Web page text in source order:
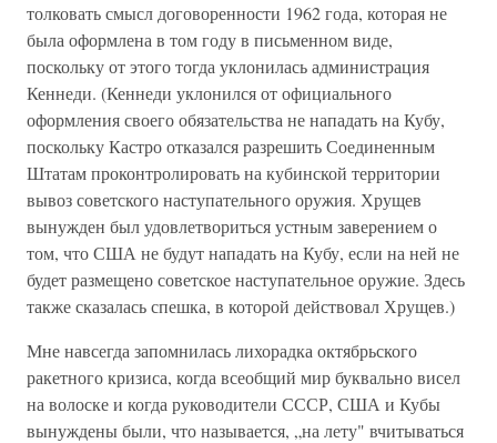
толковать смысл договоренности 1962 года, которая не
была оформлена в том году в письменном виде,
поскольку от этого тогда уклонилась администрация
Кеннеди. (Кеннеди уклонился от официального
оформления своего обязательства не нападать на Кубу,
поскольку Кастро отказался разрешить Соединенным
Штатам проконтролировать на кубинской территории
вывоз советского наступательного оружия. Хрущев
вынужден был удовлетвориться устным заверением о
том, что США не будут нападать на Кубу, если на ней не
будет размещено советское наступательное оружие. Здесь
также сказалась спешка, в которой действовал Хрущев.)
Мне навсегда запомнилась лихорадка октябрьского
ракетного кризиса, когда всеобщий мир буквально висел
на волоске и когда руководители СССР, США и Кубы
вынуждены были, что называется, „на лету" вчитываться